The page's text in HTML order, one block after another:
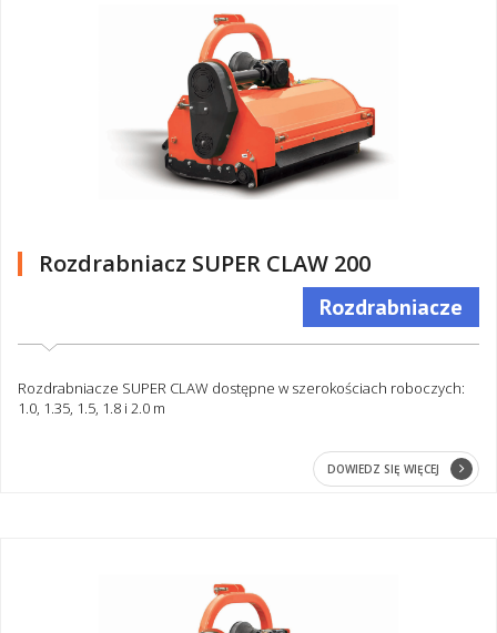
Rozdrabniacz SUPER CLAW 200
Rozdrabniacze
Rozdrabniacze SUPER CLAW dostępne w szerokościach roboczych:
1.0, 1.35, 1.5, 1.8 i 2.0 m
DOWIEDZ SIĘ WIĘCEJ